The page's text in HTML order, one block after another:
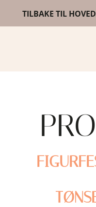
TILBAKE TIL